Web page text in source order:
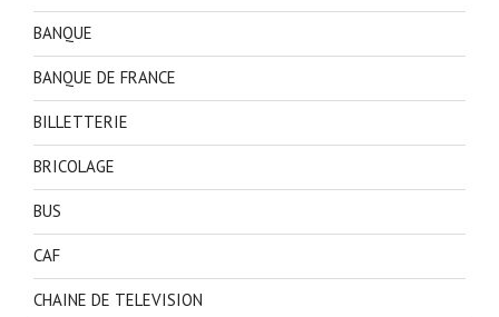
BANQUE
BANQUE DE FRANCE
BILLETTERIE
BRICOLAGE
BUS
CAF
CHAINE DE TELEVISION